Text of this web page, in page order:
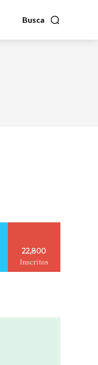
Busca
22,800
Inscritos